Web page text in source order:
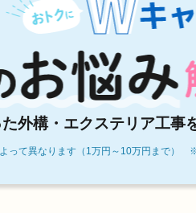
外構・エクステリア工事
って異なります（1万円～10万円まで）